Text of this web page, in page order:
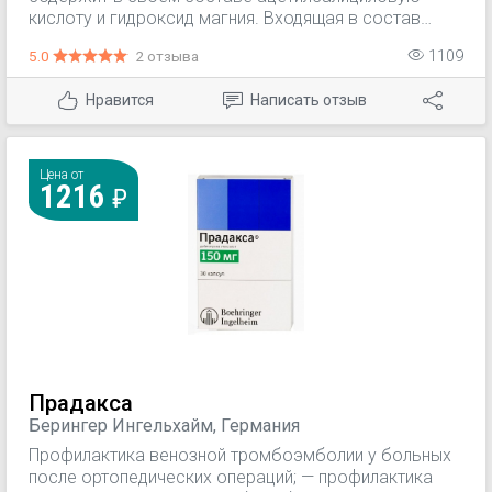
кислоту и гидроксид магния. Входящая в состав
противовоспалительное, жаропонижающее,
обезболивающее и антиагрегантное действие.
5.0 2 отзыва 1109
Нравится Написать отзыв
Цена от
1216
Прадакса
Берингер Ингельхайм, Германия
Профилактика венозной тромбоэмболии у больных
после ортопедических операций; — профилактика